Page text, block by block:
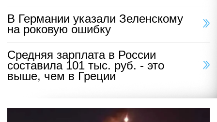
В Германии указали Зеленскому
на роковую ошибку
Средняя зарплата в России
составила 101 тыс. руб. - это
выше, чем в Греции